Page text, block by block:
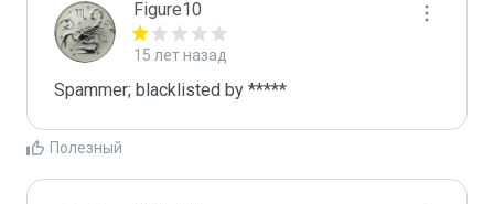
Figure10
15 лет назад
Spammer; blacklisted by *****
Полезный